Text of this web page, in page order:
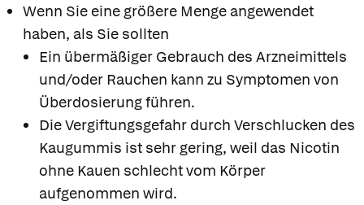
Wenn Sie eine größere Menge angewendet
haben, als Sie sollten
Ein übermäßiger Gebrauch des Arzneimittels
und/oder Rauchen kann zu Symptomen von
Überdosierung führen.
Die Vergiftungsgefahr durch Verschlucken des
Kaugummis ist sehr gering, weil das Nicotin
ohne Kauen schlecht vom Körper
aufgenommen wird.